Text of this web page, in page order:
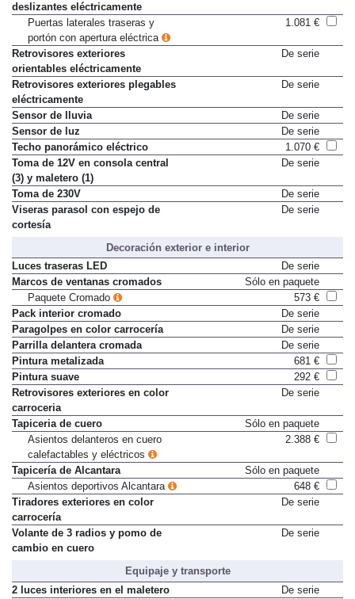
deslizantes eléctricamente
Puertas laterales traseras y
portón con apertura eléctrica
1.081 €
Retrovisores exteriores
orientables eléctricamente
De serie
Retrovisores exteriores plegables
eléctricamente
De serie
Sensor de lluvia
De serie
Sensor de luz
De serie
Techo panorámico eléctrico
1.070 €
Toma de 12V en consola central
(3) y maletero (1)
De serie
Toma de 230V
De serie
Viseras parasol con espejo de
cortesía
De serie
Decoración exterior e interior
Luces traseras LED
De serie
Marcos de ventanas cromados
Sólo en paquete
Paquete Cromado
573 €
Pack interior cromado
De serie
Paragolpes en color carrocería
De serie
Parrilla delantera cromada
De serie
Pintura metalizada
681 €
Pintura suave
292 €
Retrovisores exteriores en color
carroceria
De serie
Tapiceria de cuero
Sólo en paquete
Asientos delanteros en cuero
calefactables y eléctricos
2.388 €
Tapicería de Alcantara
Sólo en paquete
Asientos deportivos Alcantara
648 €
Tiradores exteriores en color
carrocería
De serie
Volante de 3 radios y pomo de
cambio en cuero
De serie
Equipaje y transporte
2 luces interiores en el maletero
De serie